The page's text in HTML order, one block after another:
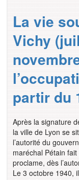
La vie
Vichy
partir du
Après la signature
la ville de Lyon se
l’autorité du
maréchal Pétain
proclame, dès
Le 3 octobre 1940,